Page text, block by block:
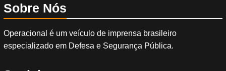
Sobre Nós
Operacional é um veículo de imprensa brasileiro
especializado em Defesa e Segurança Pública.